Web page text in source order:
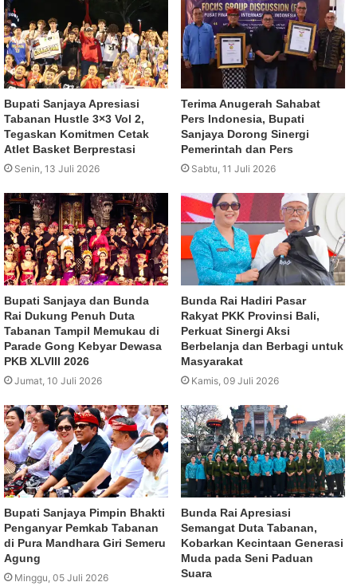
Bupati Sanjaya Apresiasi
Tabanan Hustle 3×3 Vol 2,
Tegaskan Komitmen Cetak
Atlet Basket Berprestasi
Senin, 13 Juli 2026
Terima Anugerah Sahabat
Pers Indonesia, Bupati
Sanjaya Dorong Sinergi
Pemerintah dan Pers
Sabtu, 11 Juli 2026
Bupati Sanjaya dan Bunda
Rai Dukung Penuh Duta
Tabanan Tampil Memukau di
Parade Gong Kebyar Dewasa
PKB XLVIII 2026
Jumat, 10 Juli 2026
Bunda Rai Hadiri Pasar
Rakyat PKK Provinsi Bali,
Perkuat Sinergi Aksi
Berbelanja dan Berbagi untuk
Masyarakat
Kamis, 09 Juli 2026
Bupati Sanjaya Pimpin Bhakti
Penganyar Pemkab Tabanan
di Pura Mandhara Giri Semeru
Agung
Minggu, 05 Juli 2026
Bunda Rai Apresiasi
Semangat Duta Tabanan,
Kobarkan Kecintaan Generasi
Muda pada Seni Paduan
Suara